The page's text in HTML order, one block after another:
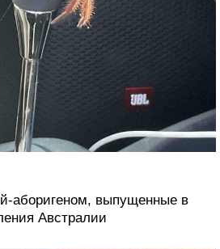
аборигеном, выпущенные в
Австралии